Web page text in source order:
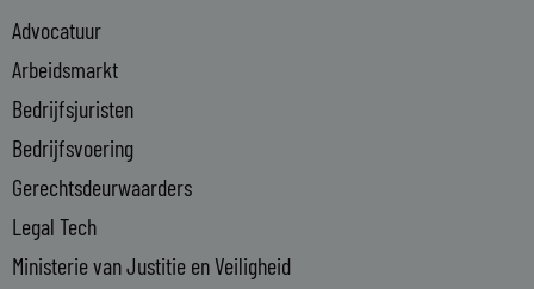
d
i
n
-
i
n
Advocatuur
Arbeidsmarkt
Bedrijfsjuristen
Bedrijfsvoering
Gerechtsdeurwaarders
Legal Tech
Ministerie van Justitie en Veiligheid